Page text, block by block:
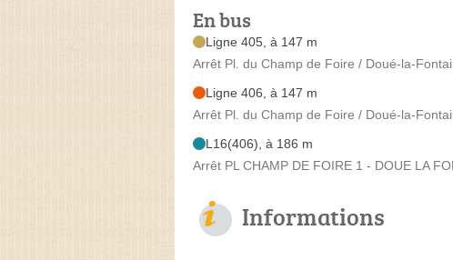
En bus
Ligne 405, à 147 m
Arrêt Pl. du Champ de Foire / Doué-la-
Ligne 406, à 147 m
Arrêt Pl. du Champ de Foire / Doué-la-
L16(406), à 186 m
Arrêt PL CHAMP DE FOIRE 1 - DOUE LA
Informations